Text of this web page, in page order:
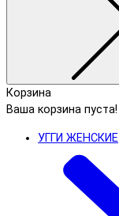
Корзина
Ваша корзина пуста!
УГГИ ЖЕНСКИЕ